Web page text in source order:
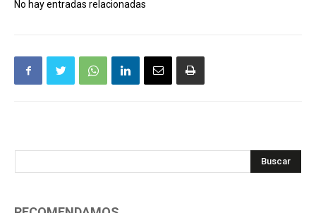
No hay entradas relacionadas
Buscar